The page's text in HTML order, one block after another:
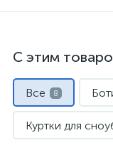
С этим
Все 8
Куртки для